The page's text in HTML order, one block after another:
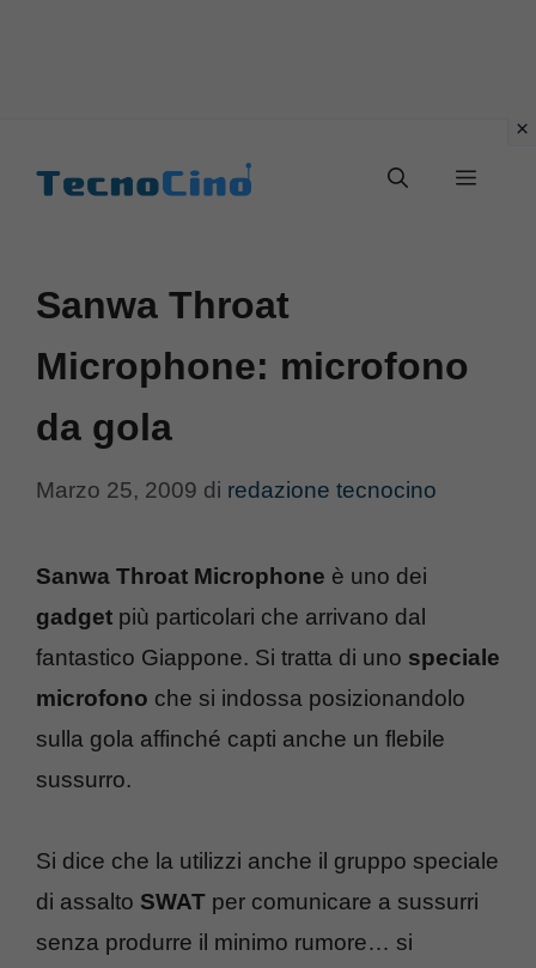
Menu
Sanwa Throat
Microphone: microfono
da gola
Marzo 25, 2009 di redazione tecnocino
Sanwa Throat Microphone è uno dei
gadget più particolari che arrivano dal
fantastico Giappone. Si tratta di uno speciale
microfono che si indossa posizionandolo
sulla gola affinché capti anche un flebile
sussurro.
Si dice che la utilizzi anche il gruppo speciale
di assalto SWAT per comunicare a sussurri
senza produrre il minimo rumore… si